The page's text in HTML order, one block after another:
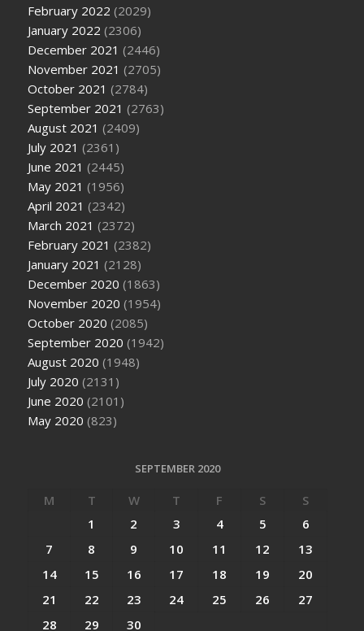
February 2022 (2029)
January 2022 (2306)
December 2021 (2446)
November 2021 (2705)
October 2021 (2784)
September 2021 (2763)
August 2021 (2409)
July 2021 (2361)
June 2021 (2445)
May 2021 (1956)
April 2021 (2342)
March 2021 (2372)
February 2021 (2382)
January 2021 (2128)
December 2020 (1863)
November 2020 (1954)
October 2020 (2085)
September 2020 (1942)
August 2020 (1948)
July 2020 (2131)
June 2020 (2101)
May 2020 (823)
SEPTEMBER 2020
M T W T F S
S
1
2 3 4 5
6
7
8 9 10 11 12
13
14
15 16 17 18 19
20
21
22 23 24 25 26
27
28
29 30